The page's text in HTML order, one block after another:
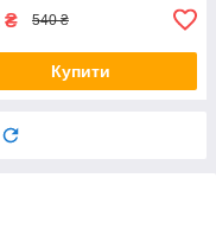
₴ 540 ₴
Купити